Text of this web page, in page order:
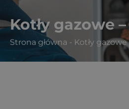
Kotły gazowe
Strona główna - Kotły